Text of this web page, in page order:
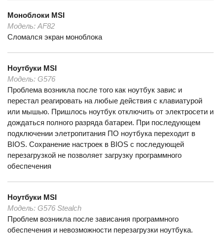
Моноблоки MSI
Модель: AF82
Сломался экран моноблока
Ноутбуки MSI
Модель: G576
Проблема возникла после того как ноутбук завис и
перестал реагировать на любые действия с клавиатурой
или мышью. Пришлось ноутбук отключить от электросети и
дождаться полного разряда батареи. При последующем
подключении элетропитания ПО ноутбука переходит в
BIOS. Сохранение настроек в BIOS с последующей
перезагрузкой не позволяет загрузку программного
обеспечения
Ноутбуки MSI
Модель: G576 Stealch
Проблем возникла после зависания программного
обеспечения и невозможности перезагрузки ноутбука.